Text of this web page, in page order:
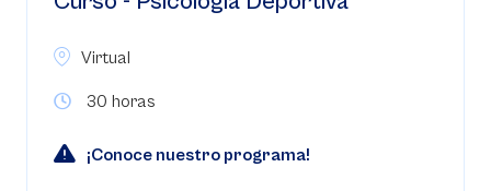
Virtual
30 horas
¡Conoce nuestro programa!